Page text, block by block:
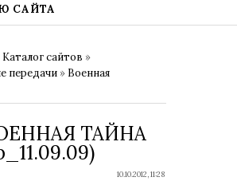
САЙТА
Каталог сайтов »
передачи » Военная
ТАЙНА
10.10.2012, 11:28